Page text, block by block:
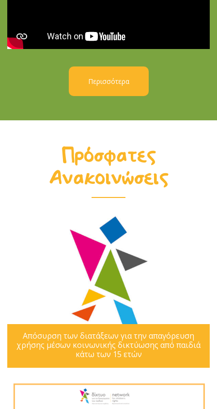
Περισσότερα
Πρόσφατες
Ανακοινώσεις
Απόσυρση των διατάξεων για την απαγόρευση
χρήσης μέσων κοινωνικής δικτύωσης από παιδιά
κάτω των 15 ετών